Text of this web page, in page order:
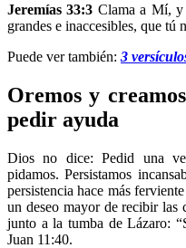
Jeremías 33:3 Clama a Mí, y
grandes e inaccesibles, que tú
Puede ver también: 3
Oremos y
pedir ayuda
Dios no dice: Pedid una
pidamos. Persistamos
persistencia hace más
un deseo mayor de recibir las
junto a la tumba de Lázaro:
Juan 11:40.